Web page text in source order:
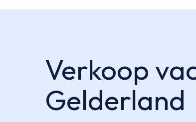
Verkoop
Gelderland